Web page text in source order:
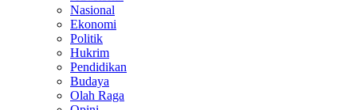
Nasional
Ekonomi
Politik
Hukrim
Pendidikan
Budaya
Olah Raga